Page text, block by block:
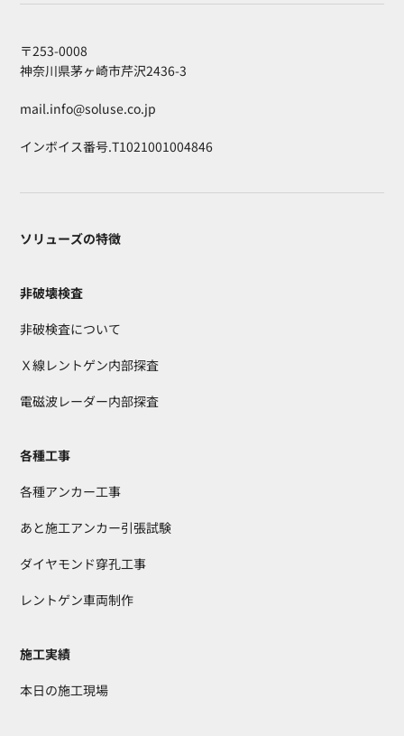
〒253-0008
神奈川県茅ヶ崎市芹沢2436-3
mail.info@soluse.co.jp
インボイス番号.T1021001004846
ソリューズの特徴
非破壊検査
非破検査について
Ｘ線レントゲン内部探査
電磁波レーダー内部探査
各種工事
各種アンカー工事
あと施工アンカー引張試験
ダイヤモンド穿孔工事
レントゲン車両制作
施工実績
本日の施工現場